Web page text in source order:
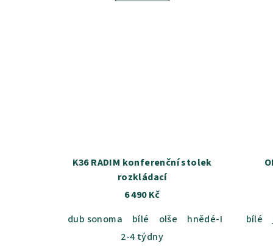
K36 RADIM konferenční stolek
rozkládací
6 490 Kč
dub sonoma
bílé olše hnědé-H olše-L
2-4 týdny
bílé